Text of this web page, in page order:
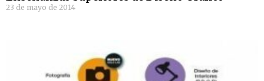
23 de mayo de 2014